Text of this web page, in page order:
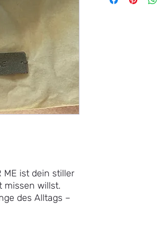
ME ist dein stiller
missen willst.
des Alltags –